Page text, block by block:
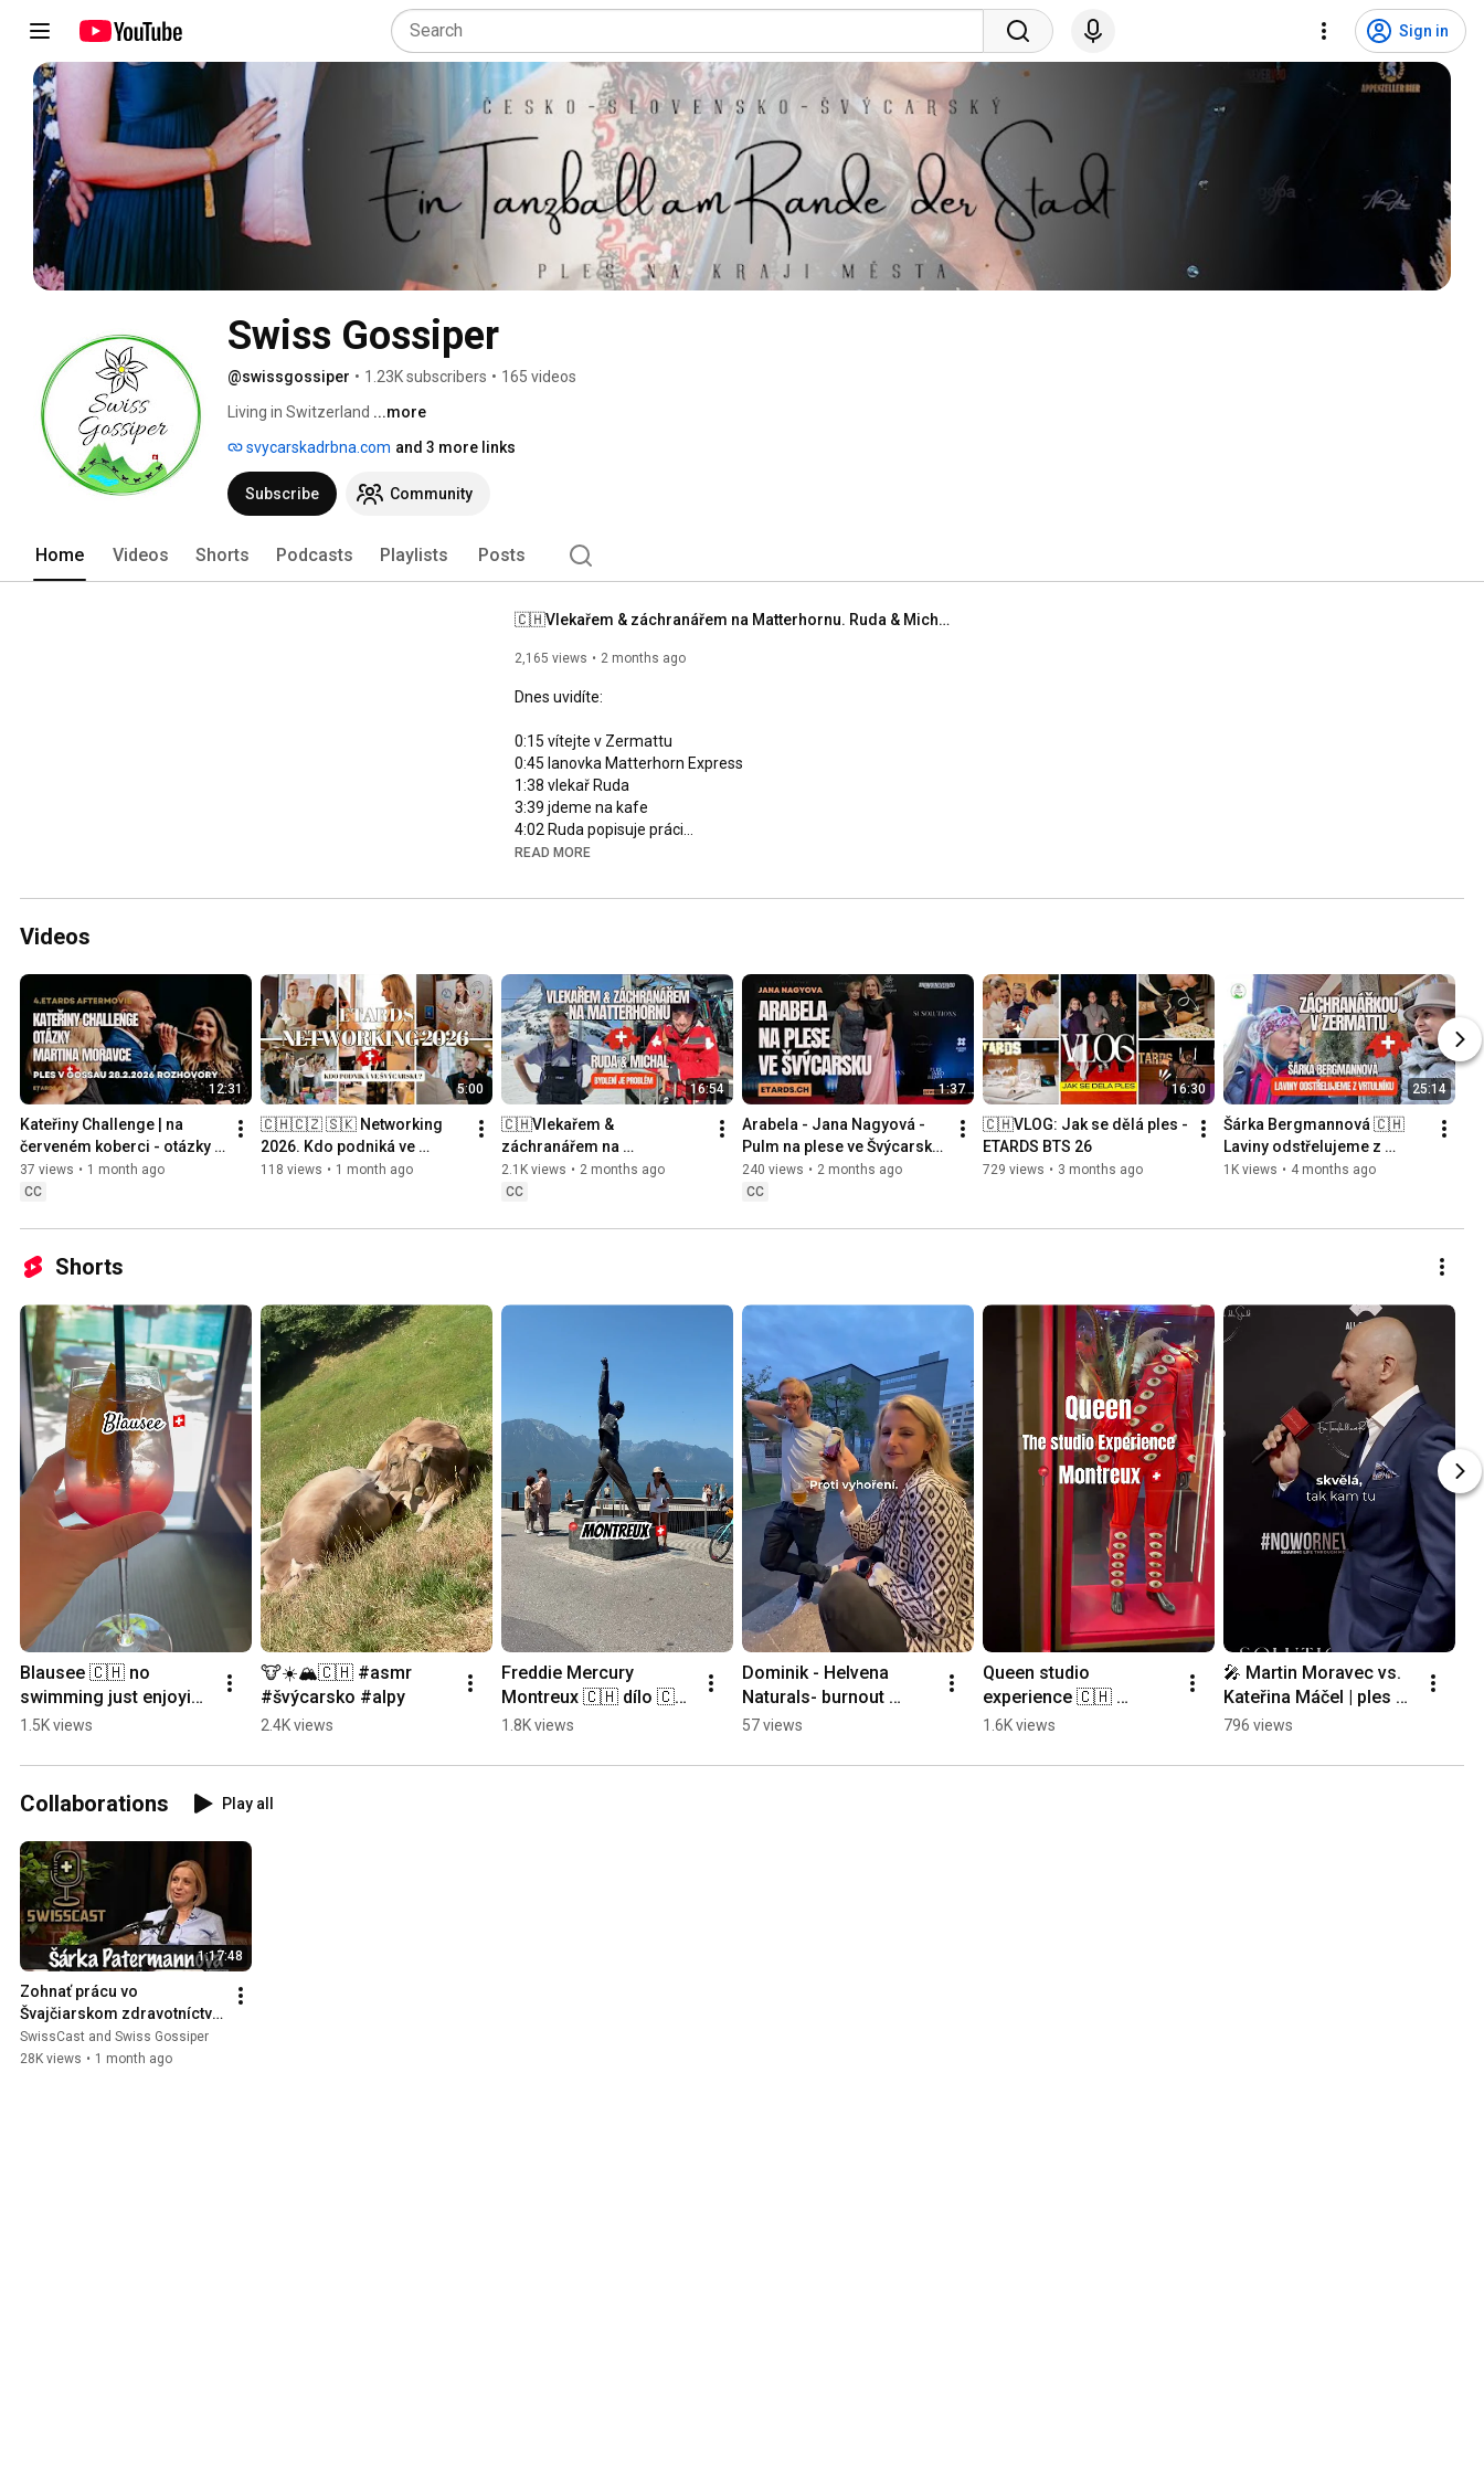
Sign in
Swiss Gossiper
@swissgossiper • 1.23K subscribers • 165 videos
Living in Switzerland ...more
svycarskadrbna.com and 3 more links
Subscribe Community
Home Videos Shorts Podcasts Playlists Posts
🇨🇭Vlekařem & záchranářem na Matterhornu. Ruda & Michal. Práce ve Švýcarsku. Problém je ubytování.
2,165 views 2 months ago
Dnes uvidíte:
0:15
0:45
1:38
3:39
4:02
11:10 Michal z horské služby
15:25
4 hodiny cesty vlakem. Po 17 letech života ve Švýcarsku jsem
se za ním konečně dostala a bylo to fantastické a naučné.
Jak hledat práci najdete na webu www.pracevesvycarsku.ch
READ MORE
Videos
12:31
Kateřiny Challenge | na
červeném koberci - otázky
Martina Moravce | 4.ETARDS
2026 Aftermovie
37 views • 1 month ago
CC
5:00
🇨🇭🇨🇿 🇸🇰 Networking
2026. Kdo podniká ve
Švýcarsku? Networking
118 views • 1 month ago
16:54
🇨🇭Vlekařem &
záchranářem na
Matterhornu. Ruda & Michal.
Práce ve Švýcarsku.
2.1K views • 2 months ago
CC
1:37
Arabela - Jana Nagyová -
Pulm na plese ve Švýcarsku
28.2.2026 ETARDS
240 views • 2 months ago
CC
16:30
🇨🇭VLOG: Jak se dělá ples -
ETARDS BTS 26
729 views • 3 months ago
25:14
Šárka Bergmannová 🇨🇭
Laviny odstřelujeme z
vrtulníku. Práce u horské
1K views • 4 months ago
Shorts
Blausee 🇨🇭 no
swimming just enjoying
#švýcarsko #blausee
1.5K views
🐮☀️🏔️🇨🇭 #asmr
#švýcarsko #alpy
2.4K views
Freddie Mercury
Montreux 🇨🇭 dílo 🇨🇿
umělkyně
#švýcarsko #travel
1.8K views
Dominik - Helvena
Naturals- burnout
magnézko  start-up ve
#startup #shorts🇨🇭
57 views
Queen studio
experience 🇨🇭
Montreux 📍 Casino
#freddiemercury
1.6K views
🎤 Martin Moravec vs.
Kateřina Máčel | ples v
Gossau 2026
796 views
Collaborations Play all
1:17:48
Zohnať prácu vo
Švajčiarskom zdravotníctve
je jednoduché 🇨🇭
@swissgossiper l
SwissCast and Swiss Gossiper
28K views • 1 month ago